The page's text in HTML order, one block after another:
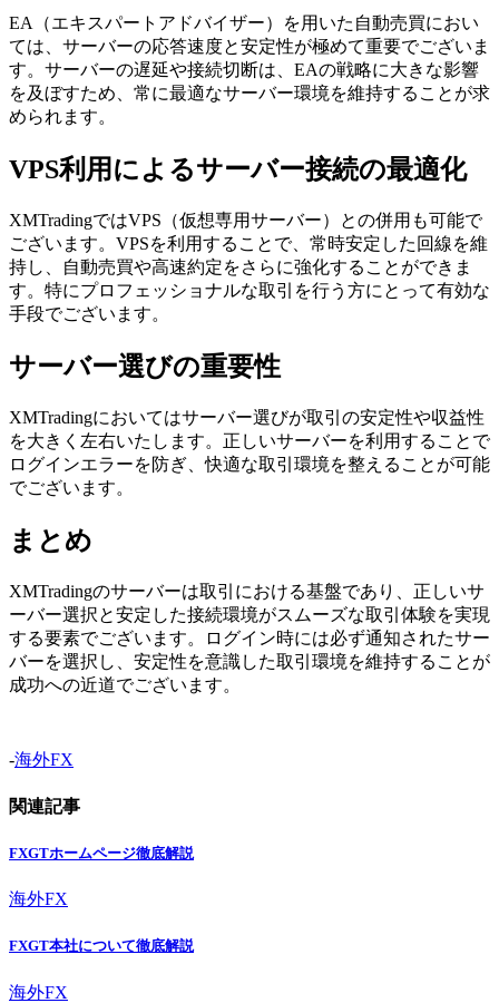
EA（エキスパートアドバイザー）を用いた自動売買におい
ては、サーバーの応答速度と安定性が極めて重要でございま
す。サーバーの遅延や接続切断は、EAの戦略に大きな影響
を及ぼすため、常に最適なサーバー環境を維持することが求
められます。
VPS利用によるサーバー接続の最適化
XMTradingではVPS（仮想専用サーバー）との併用も可能で
ございます。VPSを利用することで、常時安定した回線を維
持し、自動売買や高速約定をさらに強化することができま
す。特にプロフェッショナルな取引を行う方にとって有効な
手段でございます。
サーバー選びの重要性
XMTradingにおいてはサーバー選びが取引の安定性や収益性
を大きく左右いたします。正しいサーバーを利用することで
ログインエラーを防ぎ、快適な取引環境を整えることが可能
でございます。
まとめ
XMTradingのサーバーは取引における基盤であり、正しいサ
ーバー選択と安定した接続環境がスムーズな取引体験を実現
する要素でございます。ログイン時には必ず通知されたサー
バーを選択し、安定性を意識した取引環境を維持することが
成功への近道でございます。
-海外FX
関連記事
FXGTホームページ徹底解説
海外FX
FXGT本社について徹底解説
海外FX